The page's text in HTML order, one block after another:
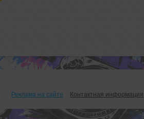
Реклама на сайте Контактная информация